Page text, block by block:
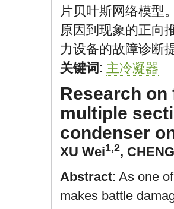
片贝叶斯网络模型
原因到现象的正向
力设备的故障诊断
关键词 : 主冷凝器
Research
multiple
condenser
XU Wei1,2,
Abstract: As one
makes battle